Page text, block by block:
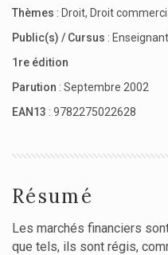
Thèmes : Droit, Droit
Public(s) / Cursus :
1re édition
Parution : Septembre 2002
EAN13 : 9782275022628
Résumé
Les marchés financiers
que tels, ils sont régis,